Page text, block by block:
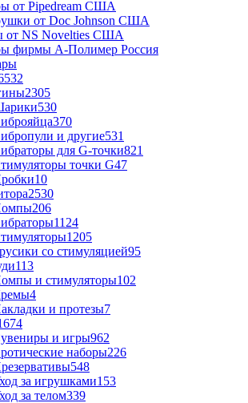
2305
530
370
и другие531
для G-точки821
точки G47
10
2530
206
1124
1205
со стимуляцией95
113
и стимуляторы102
4
и протезы7
и игры962
наборы226
548
за игрушками153
за телом339